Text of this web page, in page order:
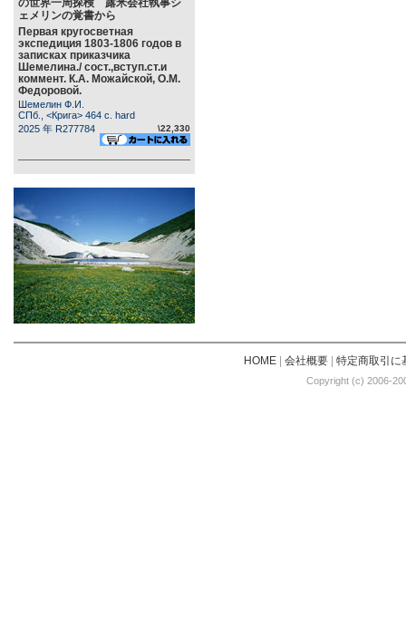
の世界一周探検 露米会社執事シ
ェメリンの覚書から
Первая кругосветная
экспедиция 1803-1806 годов в
записках приказчика
Шемелина./ сост.,вступ.ст.и
коммент. К.А. Можайской, О.М.
Федоровой.
Шемелин Ф.И.
СПб., <Крига> 464 c. hard
2025 年 R277784
\22,330
HOME| 会社概要| 特定商取引に
Copyright (c) 2006-